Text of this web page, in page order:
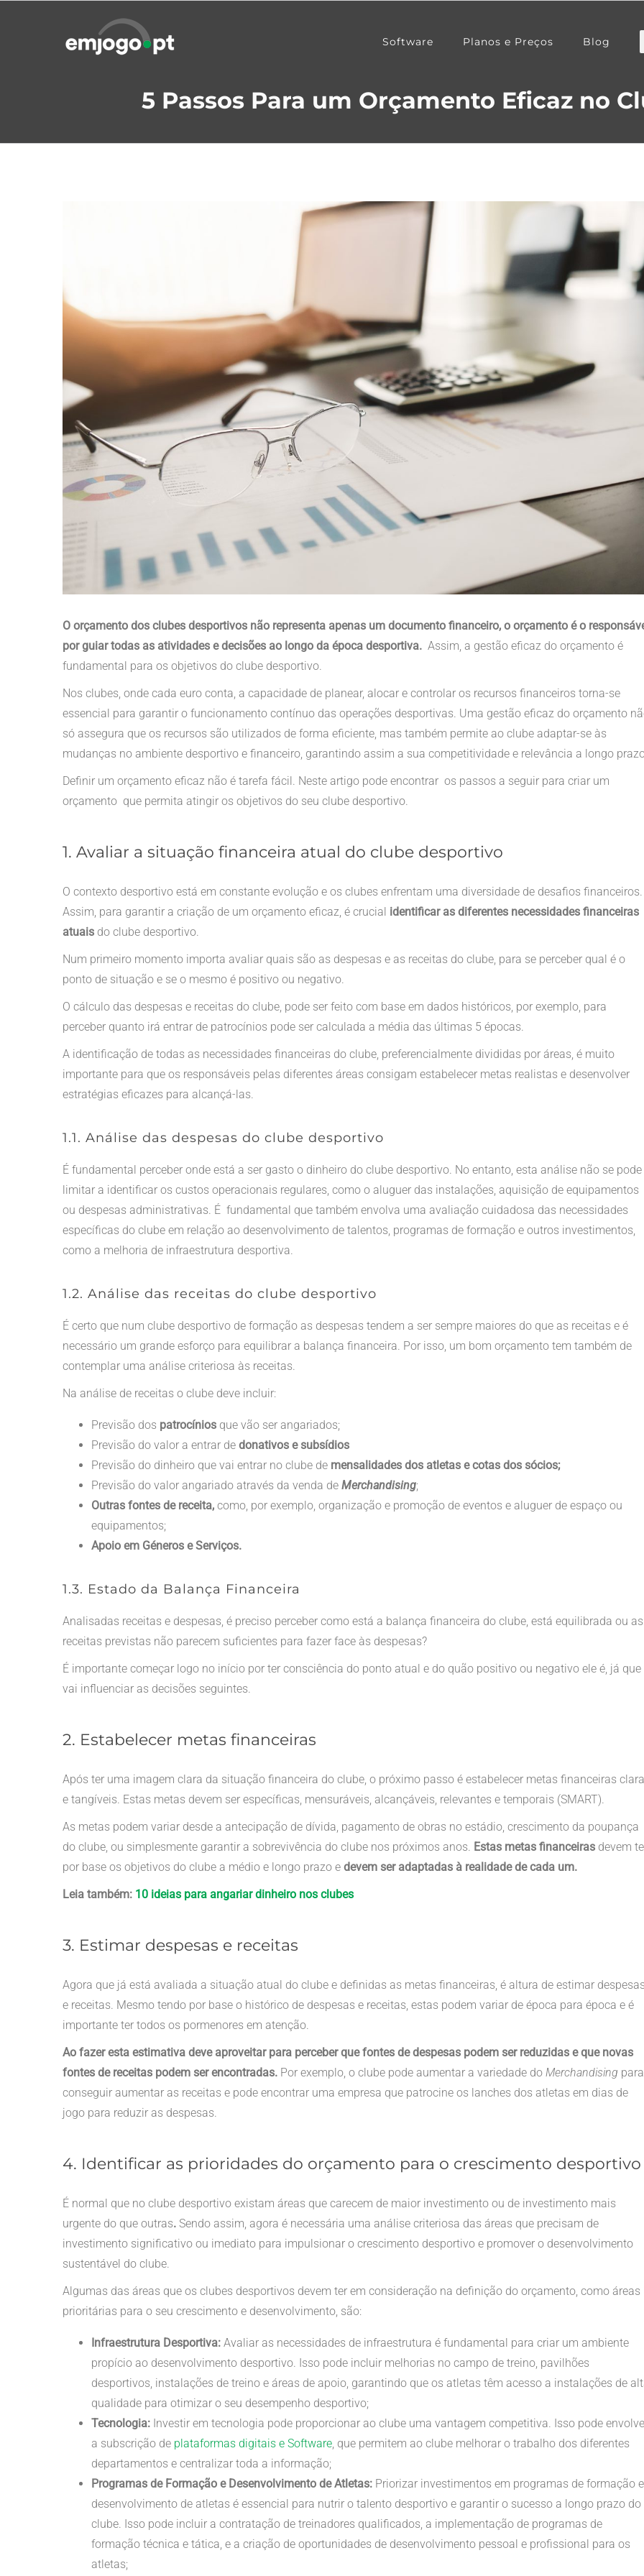
Software Planos e Preços Blog
5 Passos Para um Orçamento Eficaz no
O orçamento dos clubes desportivos não representa apenas um documento financeiro, o orçamento é o
por guiar todas as atividades e decisões ao longo da época desportiva. Assim, a gestão eficaz do orçamento é
fundamental para os objetivos do clube desportivo.
Nos clubes, onde cada euro conta, a capacidade de planear, alocar e controlar os recursos financeiros torna-se
essencial para garantir o funcionamento contínuo das operações desportivas. Uma gestão eficaz do orçamento
só assegura que os recursos são utilizados de forma eficiente, mas também permite ao clube adaptar-se às
mudanças no ambiente desportivo e financeiro, garantindo assim a sua competitividade e relevância a longo
Definir um orçamento eficaz não é tarefa fácil. Neste artigo pode encontrar os passos a seguir para criar um
orçamento que permita atingir os objetivos do seu clube desportivo.
1. Avaliar a situação financeira atual do clube desportivo
O contexto desportivo está em constante evolução e os clubes enfrentam uma diversidade de desafios financeiros.
Assim, para garantir a criação de um orçamento eficaz, é crucial identificar as diferentes necessidades financeiras
atuaisdo clube desportivo.
Num primeiro momento importa avaliar quais são as despesas e as receitas do clube, para se perceber qual é o
ponto de situação e se o mesmo é positivo ou negativo.
O cálculo das despesas e receitas do clube, pode ser feito com base em dados históricos, por exemplo, para
perceber quanto irá entrar de patrocínios pode ser calculada a média das últimas 5 épocas.
A identificação de todas as necessidades financeiras do clube, preferencialmente divididas por áreas, é muito
importante para que os responsáveis pelas diferentes áreas consigam estabelecer metas realistas e desenvolver
estratégias eficazes para alcançá-las.
1.1. Análise das despesas do clube desportivo
É fundamental perceber onde está a ser gasto o dinheiro do clube desportivo. No entanto, esta análise não se pode
limitar a identificar os custos operacionais regulares, como o aluguer das instalações, aquisição de equipamentos
ou despesas administrativas. É fundamental que também envolva uma avaliação cuidadosa das necessidades
específicas do clube em relação ao desenvolvimento de talentos, programas de formação e outros investimentos,
como a melhoria de infraestrutura desportiva.
1.2. Análise das receitas do clube desportivo
É certo que num clube desportivo de formação as despesas tendem a ser sempre maiores do que as receitas e é
necessário um grande esforço para equilibrar a balança financeira. Por isso, um bom orçamento tem também de
contemplar uma análise criteriosa às receitas.
Na análise de receitas o clube deve incluir:
Previsão dos patrocínios que vão ser angariados;
Previsão do valor a entrar de donativos e subsídios
Previsão do dinheiro que vai entrar no clube de mensalidades dos atletas e cotas dos sócios;
Previsão do valor angariado através da venda de Merchandising;
Outras fontes de receita,como, por exemplo, organização e promoção de eventos e aluguer de espaço ou
equipamentos;
Apoio em Géneros e Serviços.
1.3. Estado da Balança Financeira
Analisadas receitas e despesas, é preciso perceber como está a balança financeira do clube, está equilibrada ou as
receitas previstas não parecem suficientes para fazer face às despesas?
É importante começar logo no início por ter consciência do ponto atual e do quão positivo ou negativo ele é, já que
vai influenciar as decisões seguintes.
2. Estabelecer metas financeiras
Após ter uma imagem clara da situação financeira do clube, o próximo passo é estabelecer metas financeiras
e tangíveis. Estas metas devem ser específicas, mensuráveis, alcançáveis, relevantes e temporais (SMART).
As metas podem variar desde a antecipação de dívida, pagamento de obras no estádio, crescimento da poupança
do clube, ou simplesmente garantir a sobrevivência do clube nos próximos anos. Estas metas financeiras devem
por base os objetivos do clube a médio e longo prazo e devem ser adaptadas à realidade de cada um.
Leia também: 10 ideias para angariar dinheiro nos clubes
3. Estimar despesas e receitas
Agora que já está avaliada a situação atual do clube e definidas as metas financeiras, é altura de estimar
e receitas. Mesmo tendo por base o histórico de despesas e receitas, estas podem variar de época para época e é
importante ter todos os pormenores em atenção.
Ao fazer esta estimativa deve aproveitar para perceber que fontes de despesas podem ser reduzidas e que novas
fontes de receitas podem ser encontradas.Por exemplo, o clube pode aumentar a variedade do Merchandising para
conseguir aumentar as receitas e pode encontrar uma empresa que patrocine os lanches dos atletas em dias de
jogo para reduzir as despesas.
4. Identificar as prioridades do orçamento para o crescimento desportivo
É normal que no clube desportivo existam áreas que carecem de maior investimento ou de investimento mais
urgente do que outras. Sendo assim, agora é necessária uma análise criteriosa das áreas que precisam de
investimento significativo ou imediato para impulsionar o crescimento desportivo e promover o desenvolvimento
sustentável do clube.
Algumas das áreas que os clubes desportivos devem ter em consideração na definição do orçamento, como áreas
prioritárias para o seu crescimento e desenvolvimento, são:
nfraestrutura Desportiva:Avaliar as necessidades de infraestrutura é fundamental para criar um ambiente
propício ao desenvolvimento desportivo. Isso pode incluir melhorias no campo de treino, pavilhões
desportivos, instalações de treino e áreas de apoio, garantindo que os atletas têm acesso a instalações de
qualidade para otimizar o seu desempenho desportivo;
Tecnologia:Investir em tecnologia pode proporcionar ao clube uma vantagem competitiva. Isso pode
a subscrição de plataformas digitais e Software, que permitem ao clube melhorar o trabalho dos diferentes
departamentos e centralizar toda a informação;
Programas de Formação e Desenvolvimento de Atletas: Priorizar investimentos em programas de formação e
desenvolvimento de atletas é essencial para nutrir o talento desportivo e garantir o sucesso a longo prazo do
clube. Isso pode incluir a contratação de treinadores qualificados, a implementação de programas de
formação técnica e tática, e a criação de oportunidades de desenvolvimento pessoal e profissional para os
atletas;